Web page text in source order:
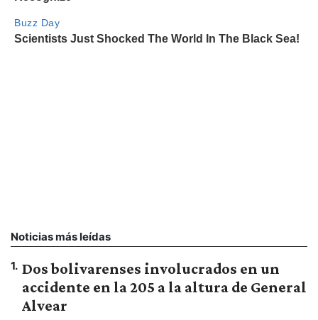
Noticias más leídas
1. Dos bolivarenses involucrados en un
accidente en la 205 a la altura de General
Alvear